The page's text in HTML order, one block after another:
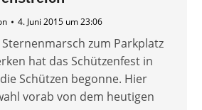
4. Juni 2015 um 23:06
zum Parkplatz
hat das Schützenfest in
Schützen begonne. Hier
vorab von dem heutigen